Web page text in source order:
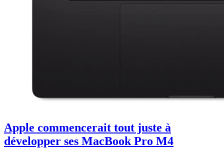
Apple commencerait tout juste à
développer ses MacBook Pro M4